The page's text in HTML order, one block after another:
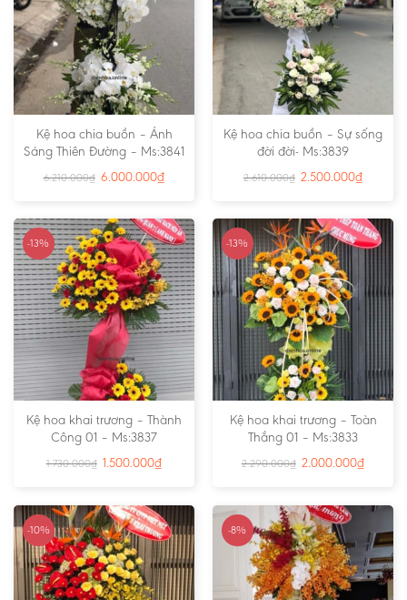
Kệ hoa chia buồn – Ánh
Sáng Thiên Đường – Ms:3841
6.210.000₫ 6.000.000₫
Kệ hoa chia buồn – Sự sống
đời đời- Ms:3839
2.610.000₫ 2.500.000₫
-13%
Kệ hoa khai trương – Thành
Công 01 – Ms:3837
1.730.000₫ 1.500.000₫
-13%
Kệ hoa khai trương – Toàn
Thắng 01 – Ms:3833
2.290.000₫ 2.000.000₫
-10% -8%